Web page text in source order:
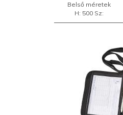
Belső méretek
H: 500 Sz: